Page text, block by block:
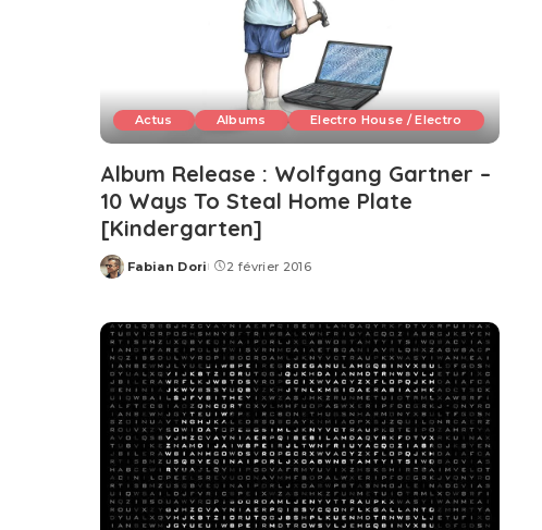
Actus Albums Electro House / Electro
Album Release : Wolfgang Gartner –
10 Ways To Steal Home Plate
[Kindergarten]
Posted
Fabian Dori 2 février 2016